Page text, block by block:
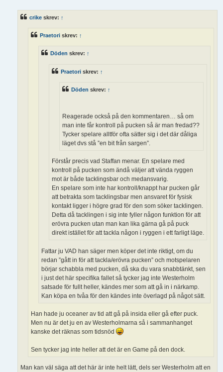
crike skrev: ↑
Praetori skrev: ↑
Döden skrev: ↑
Praetori skrev: ↑
Döden skrev: ↑
Reagerade också på den kommentaren… så om
man inte får kontroll på pucken så är man fredad??
Tycker spelare alltför ofta sätter sig i det där dåliga
läget dvs stå ”en bit från sargen”.
Förstår precis vad Staffan menar. En spelare med
kontroll på pucken som ändå väljer att vända ryggen
mot är både tacklingsbar och medansvarig.
En spelare som inte har kontroll/knappt har pucken går
att betrakta som tacklingsbar men ansvaret för fysisk
kontakt ligger i högre grad för den som söker tacklingen.
Detta då tacklingen i sig inte fyller någon funktion för att
erövra pucken utan man kan lika gärna gå på puck
direkt istället för att tackla någon i ryggen i ett farligt läge.
Fattar ju VAD han säger men köper det inte riktigt, om du
redan ”gått in för att tackla/erövra pucken” och motspelaren
börjar schabbla med pucken, då ska du vara snabbtänkt, sen
i just det här specifika fallet så tycker jag inte Westerholm
satsade för fullt heller, kändes mer som att gå in i närkamp.
Kan köpa en tvåa för den kändes inte överlagd på något sätt.
Han hade ju oceaner av tid att gå på insida eller gå efter puck.
Men nu är det ju en av Westerholmarna så i sammanhanget
kanske det räknas som tidsnöd
Sen tycker jag inte heller att det är en Game på den dock.
Man kan väl säga att det här är inte helt lätt, dels ser Westerholm att en